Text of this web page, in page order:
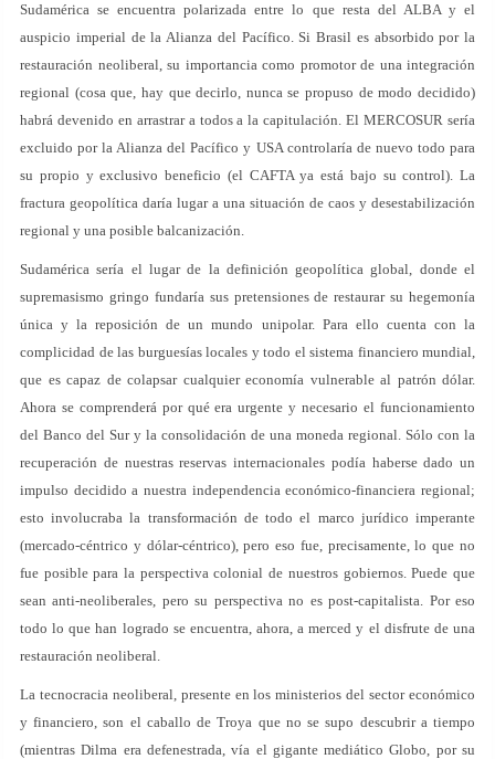
Sudamérica se encuentra polarizada entre lo que resta del ALBA y el
auspicio imperial de la Alianza del Pacífico. Si Brasil es absorbido por la
restauración neoliberal, su importancia como promotor de una integración
regional (cosa que, hay que decirlo, nunca se propuso de modo decidido)
habrá devenido en arrastrar a todos a la capitulación. El MERCOSUR sería
excluido por la Alianza del Pacífico y USA controlaría de nuevo todo para
su propio y exclusivo beneficio (el CAFTA ya está bajo su control). La
fractura geopolítica daría lugar a una situación de caos y desestabilización
regional y una posible balcanización.
Sudamérica sería el lugar de la definición geopolítica global, donde el
supremasismo gringo fundaría sus pretensiones de restaurar su hegemonía
única y la reposición de un mundo unipolar. Para ello cuenta con la
complicidad de las burguesías locales y todo el sistema financiero mundial,
que es capaz de colapsar cualquier economía vulnerable al patrón dólar.
Ahora se comprenderá por qué era urgente y necesario el funcionamiento
del Banco del Sur y la consolidación de una moneda regional. Sólo con la
recuperación de nuestras reservas internacionales podía haberse dado un
impulso decidido a nuestra independencia económico-financiera regional;
esto involucraba la transformación de todo el marco jurídico imperante
(mercado-céntrico y dólar-céntrico), pero eso fue, precisamente, lo que no
fue posible para la perspectiva colonial de nuestros gobiernos. Puede que
sean anti-neoliberales, pero su perspectiva no es post-capitalista. Por eso
todo lo que han logrado se encuentra, ahora, a merced y el disfrute de una
restauración neoliberal.
La tecnocracia neoliberal, presente en los ministerios del sector económico
y financiero, son el caballo de Troya que no se supo descubrir a tiempo
(mientras Dilma era defenestrada, vía el gigante mediático Globo, por su